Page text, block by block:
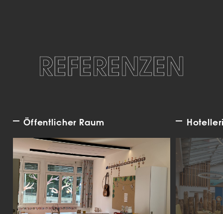
REFERENZEN
Öffentlicher Raum